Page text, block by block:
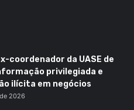
coordenador da UASE de
privilegiada e
ilícita em negócios
2026